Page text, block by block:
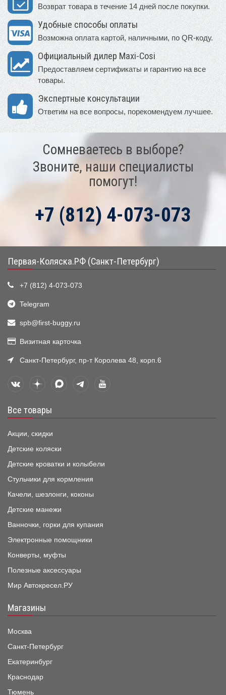
Возврат товара в течение 14 дней после покупки.
Удобные способы оплаты
Возможна оплата картой, наличными, по QR-коду.
Официальный дилер Maxi-Cosi
Предоставляем сертификаты и гарантию на все
товары.
Экспертные консультации
Ответим на все вопросы, порекомендуем лучшее.
Сомневаетесь в выборе?
Звоните, наши специалисты
помогут!
+7 (812) 4-073-073
Первая-Коляска.РФ (Санкт-Петербург)
+7 (812) 4-073-073
Telegram
spb@first-buggy.ru
Визитная карточка
Санкт-Петербург, пр-т Королева 48, корп.6
Все товары
Акции, скидки
Детские коляски
Детские кроватки и колыбели
Стульчики для кормления
Качели, шезлонги, коконы
Детские манежи
Ванночки, горки для купания
Электронные помощники
Конверты, муфты
Полезные аксессуары
Мир Автокресел.РУ
Магазины
Москва
Санкт-Петербург
Екатеринбург
Краснодар
Тюмень